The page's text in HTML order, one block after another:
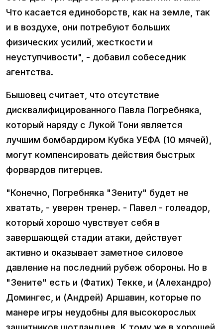
Что касается единоборств, как на земле, так
и в воздухе, они потребуют больших
физических усилий, жесткости и
неуступчивости", - добавил собеседник
агентства.
Бышовец считает, что отсутствие
дисквалифицированного Павла Погребняка,
который наряду с Лукой Тони является
лучшим бомбардиром Кубка УЕФА (10 мячей),
могут компенсировать действия быстрых
форвардов питерцев.
"Конечно, Погребняка "Зениту" будет не
хватать, - уверен тренер. - Павел - голеадор,
который хорошо чувствует себя в
завершающей стадии атаки, действует
активно и оказывает заметное силовое
давление на последний рубеж обороны. Но в
"Зените" есть и (Фатих) Текке, и (Алехандро)
Домингес, и (Андрей) Аршавин, которые по
манере игры неудобны для высокорослых